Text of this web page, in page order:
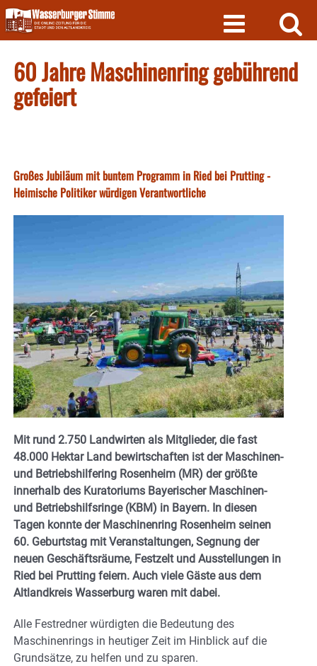
Skip
to
content
60 Jahre Maschinenring gebührend
gefeiert
Großes Jubiläum mit buntem Programm in Ried bei Prutting -
Heimische Politiker würdigen Verantwortliche
Mit rund 2.750 Landwirten als Mitglieder, die fast
48.000 Hektar Land bewirtschaften ist der Maschinen-
und Betriebshilfering Rosenheim (MR) der größte
innerhalb des Kuratoriums Bayerischer Maschinen-
und Betriebshilfsringe (KBM) in Bayern. In diesen
Tagen konnte der Maschinenring Rosenheim seinen
60. Geburtstag mit Veranstaltungen, Segnung der
neuen Geschäftsräume, Festzelt und Ausstellungen in
Ried bei Prutting feiern. Auch viele Gäste aus dem
Altlandkreis Wasserburg waren mit dabei.
Alle Festredner würdigten die Bedeutung des
Maschinenrings in heutiger Zeit im Hinblick auf die
Grundsätze, zu helfen und zu sparen.